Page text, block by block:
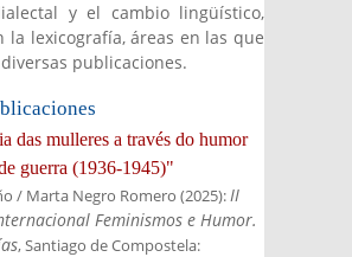
y el cambio lingüístico,
la lexicografía, áreas en las que
publicaciones.
das mulleres a través do humor
guerra (1936-1945)"
/ Marta Negro Romero (2025):II
Feminismos e Humor.
, Santiago de Compostela: